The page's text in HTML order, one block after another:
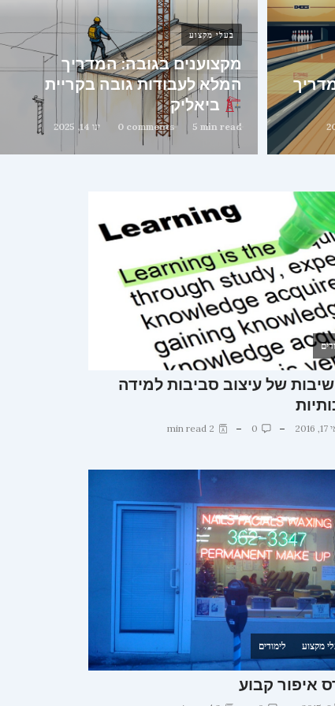
בעלי מקצוע
מקצוענים בגובה: המדריך
המלא לעבודות גובה בקריית
ינו 14, 2025 0 comments 5 min read
של עיצוב סביבות למידה
0
2 min read
מקצוע לימודים
איפור קבוע